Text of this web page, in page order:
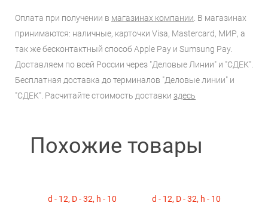
Оплата при получении в магазинах компании . В магазинах
принимаются: наличные, карточки Visa, Mastercard, МИР, а
так же бесконтактный способ Apple Pay и Sumsung Pay.
Доставляем по всей России через "Деловые Линии" и "СДЕК".
Бесплатная доставка до терминалов "Деловые линии" и
"СДЕК". Расчитайте стоимость доставки здесь
Похожие товары
d - 12, D - 32, h - 10 d - 12, D - 32, h - 10